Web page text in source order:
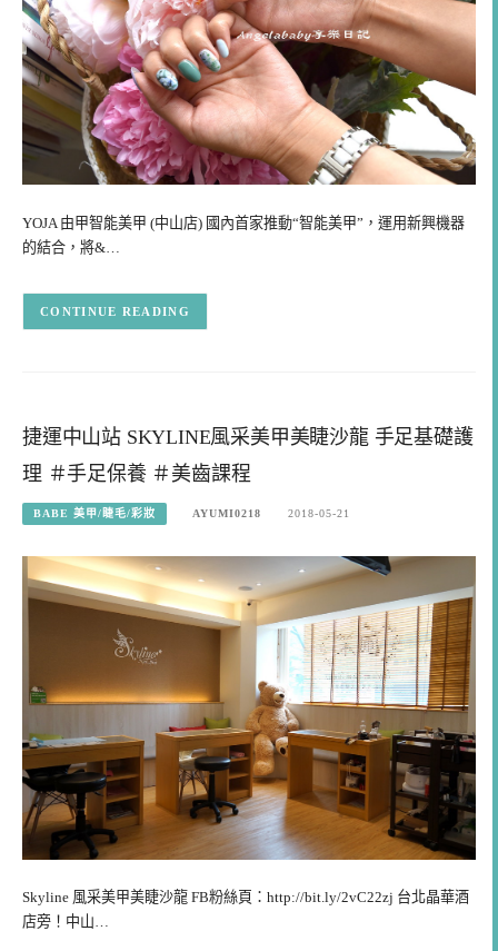
YOJA 由甲智能美甲 (中山店) 國內首家推動“智能美甲”，運用新興機器
的結合，將&…
CONTINUE READING
捷運中山站 SKYLINE風采美甲美睫沙龍 手足基礎護
理 ＃手足保養 ＃美齒課程
BABE 美甲/睫毛/彩妝 AYUMI0218 2018-05-21
Skyline 風采美甲美睫沙龍 FB粉絲頁：http://bit.ly/2vC22zj 台北晶華酒
店旁！中山…